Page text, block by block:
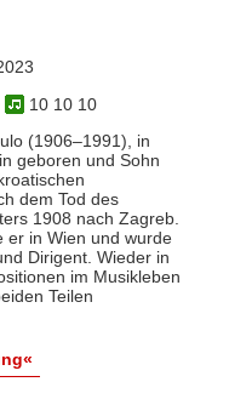
10 10 10
(1906–1991), in
geboren und Sohn
dem Tod des
1908 nach Zagreb.
er in Wien und wurde
Dirigent. Wieder in
im Musikleben
Teilen